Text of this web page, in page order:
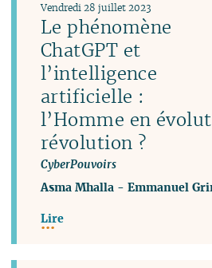
Le phénomène
ChatGPT et
l’intelligence
artificielle :
l’Homme en
révolution ?
CyberPouvoirs
Vendredi 28 juillet 2023
Asma Mhalla -Emmanuel
Lire